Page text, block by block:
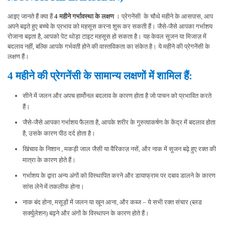
आइए जानते हैं क्या हैं 4 महीने गर्भावस्था के लक्षण । प्रेगनेंसी के चौथे महीने के आसपास, आप
अपने बढ़ते हुए बच्चे के प्रभाव को महसूस करना शुरू कर सकती हैं। जैसे-जैसे आपका गर्भाशय
रोजाना बढ़ता है, आपको पेट थोड़ा टाइट महसूस हो सकता है। यह केवल सूजन या मिजाज़ में
बदलाव नहीं, बल्कि आपके गर्भवती होने की वास्तविकता का संकेत है। ये महीने की प्रेगनेंसी के
लक्षण हैं।
4 महीने की प्रेगनेंसी के सामान्य लक्षणों में शामिल हैं:
सीने में जलन और अपच हार्मोनल बदलाव के कारण होता है जो पाचन को प्रभावित करते
हैं।
जैसे-जैसे आपका गर्भाशय फैलता है, आपके शरीर के गुरुत्वाकर्षण के केंद्र में बदलाव होता
है, उसके कारण पीठ दर्द होता है।
खिंचाव के निशान , मकड़ी जाल जैसी या वैरिकाज़ नसें, और नाक में सूजन बढ़े हुए रक्त की
मात्रा के कारण होते हैं।
गर्भाशय के द्वारा अन्य अंगों को विस्थापित करने और डायाफ्राम पर दबाव डालने के कारण
सांस लेने में तकलीफ होना।
नाक बंद होना, मसूड़ों में जलन या खून आना, और कब्ज – ये सभी रक्त संचार (ब्लड
सर्क्युलेशन) बढ़ने और अंगों के विस्थापन के कारण होते हैं।